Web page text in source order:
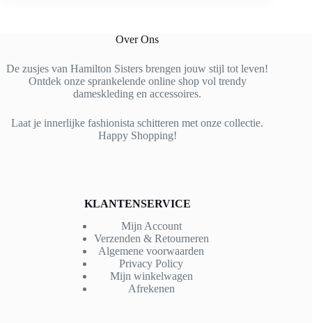
Over Ons
De zusjes van Hamilton Sisters brengen jouw stijl tot leven!
Ontdek onze sprankelende online shop vol trendy
dameskleding en accessoires.
Laat je innerlijke fashionista schitteren met onze collectie.
Happy Shopping!
KLANTENSERVICE
Mijn Account
Verzenden & Retourneren
Algemene voorwaarden
Privacy Policy
Mijn winkelwagen
Afrekenen